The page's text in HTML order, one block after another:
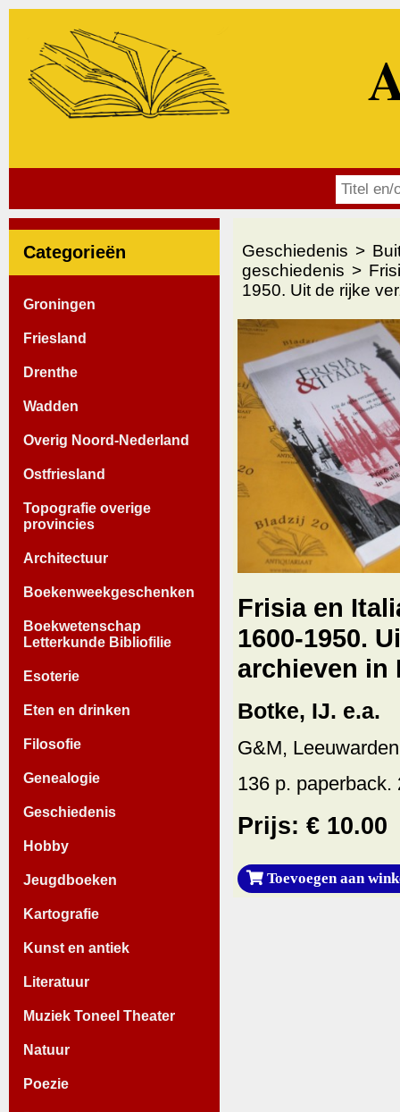
Categorieën
Groningen
Friesland
Drenthe
Wadden
Overig Noord-Nederland
Ostfriesland
Topografie overige
provincies
Architectuur
Boekenweekgeschenken
Boekwetenschap
Letterkunde Bibliofilie
Esoterie
Eten en drinken
Filosofie
Genealogie
Geschiedenis
Hobby
Jeugdboeken
Kartografie
Kunst en antiek
Literatuur
Muziek Toneel Theater
Natuur
Poezie
Geschiedenis
geschiedenis
1950. Uit de rijke
Frisia en
1600-1950.
archieven in
Botke, IJ. e.a.
G&M,
136 p.
Prijs: € 10.00
Toevoegen aan